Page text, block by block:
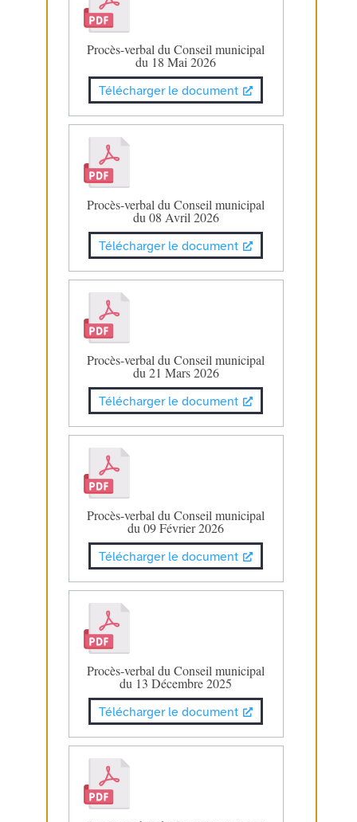
Procès-verbal du Conseil municipal
du 18 Mai 2026
Télécharger le document
Procès-verbal du Conseil municipal
du 08 Avril 2026
Télécharger le document
Procès-verbal du Conseil municipal
du 21 Mars 2026
Télécharger le document
Procès-verbal du Conseil municipal
du 09 Février 2026
Télécharger le document
Procès-verbal du Conseil municipal
du 13 Décembre 2025
Télécharger le document